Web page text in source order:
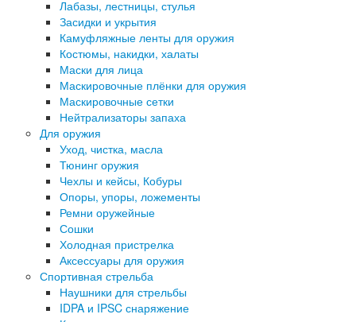
Лабазы, лестницы, стулья
Засидки и укрытия
Камуфляжные ленты для оружия
Костюмы, накидки, халаты
Маски для лица
Маскировочные плёнки для оружия
Маскировочные сетки
Нейтрализаторы запаха
Для оружия
Уход, чистка, масла
Тюнинг оружия
Чехлы и кейсы, Кобуры
Опоры, упоры, ложементы
Ремни оружейные
Сошки
Холодная пристрелка
Аксессуары для оружия
Спортивная стрельба
Наушники для стрельбы
IDPA и IPSC снаряжение